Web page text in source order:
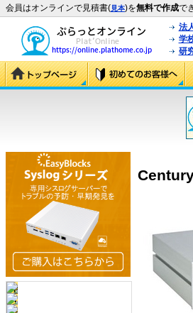
会員はオンラインで見積書(見本)を無料で作成で
法
学
研